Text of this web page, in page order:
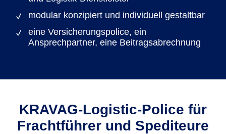
modular konzipiert und individuell gestaltbar
eine Versicherungspolice, ein
Ansprechpartner, eine Beitragsabrechnung
KRAVAG-Logistic-Police für
Frachtführer und Spediteure